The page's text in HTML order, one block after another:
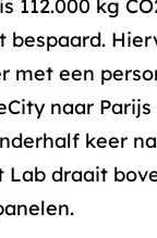
112.000 kg
bespaard.
met een
naar Parijs
keer
Lab draait